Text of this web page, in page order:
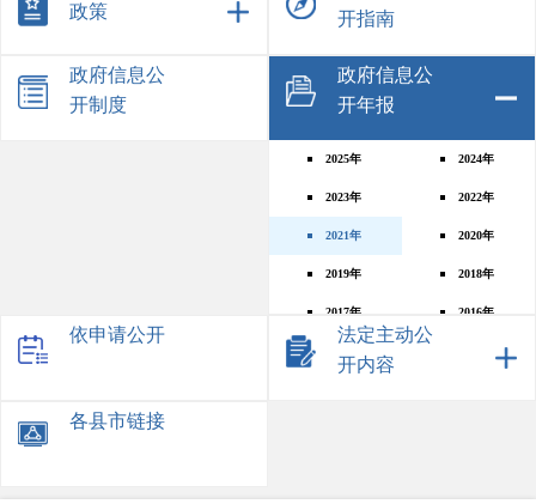
政策
开指南
政府信息公
开制度
政府信息公
开年报
2025年 2024年
2023年 2022年
2021年 2020年
2019年 2018年
2017年 2016年
依申请公开
法定主动公
开内容
各县市链接